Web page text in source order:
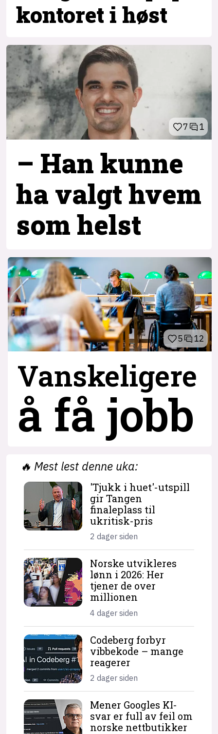
kontoret i høst
7 1
– Han kunne
ha valgt hvem
som helst
5 12
Vanskeligere
å få jobb
🔥 Mest lest denne uka:
'Tjukk i huet'-utspill
gir Tangen
finaleplass til
ukritisk-pris
2 dager siden
Norske utvikleres
lønn i 2026: Her
tjener de over
millionen
4 dager siden
Codeberg forbyr
vibbekode – mange
reagerer
2 dager siden
Mener Googles KI-
svar er full av feil om
norske nettbutikker